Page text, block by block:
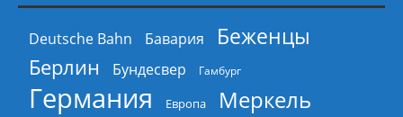
Deutsche Bahn Бавария
Беженцы
Берлин
Бундесвер Гамбург
Германия Европа Меркель